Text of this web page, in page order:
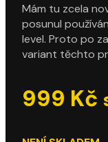
Mám tu zcela
posunul
level. Proto po
variant těchto
999 Kč